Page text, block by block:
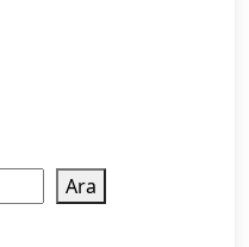
Ara